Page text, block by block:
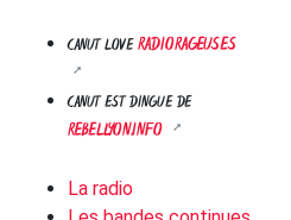
CANUT LOVERADIORAGEUSES
CANUT EST DINGUE DE
REBELLYON.INFO
La radio